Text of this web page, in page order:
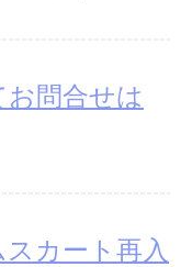
問合せは
カート再入